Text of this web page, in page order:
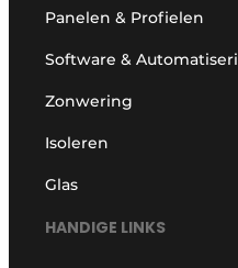
Panelen & Profielen
Software &
Zonwering
Isoleren
Glas
HANDIGE LINKS